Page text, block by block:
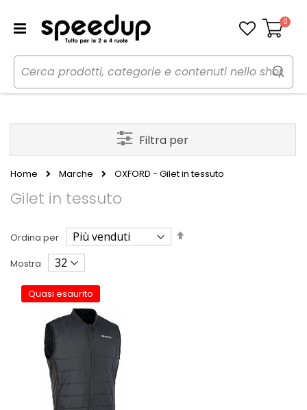
Carrello
0
Home Marche OXFORD - Gilet in tessuto
Gilet in tessuto
Ordina per
Imposta
Mostra
Quasi esaurito
Filtra per